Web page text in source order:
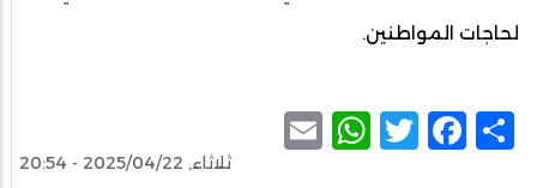
لحاجات المواطنين.
Share
Facebook
Twitter
WhatsApp
ثلاثاء, 2025/04/22 - 20:54